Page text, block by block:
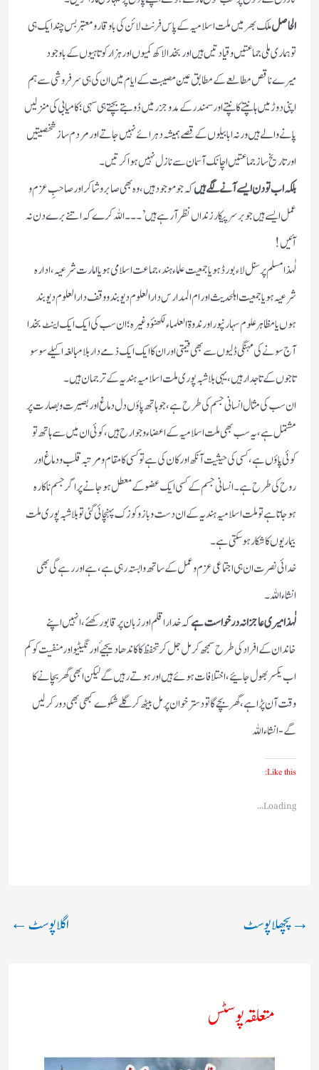
الحاصلملک بھر میں ملت اسلامیہ کے پاس فرنٹ لائن کی باوقار و معتبر بس چند ایک ہی
تو ہماری ملی جماعتیں و قیادتیں ہیں اور بخدا لاکھ کمیوں اور ہزار کوتاہیوں کے باوجود
میرے ناقص مطالعے کے مطابق عین مصیبت کے ایام میں ان کی ہی سرفروشی سے ہم
اپنی دوڑ میں ہانپتے کانپتے اور سمندر کے مد و جزر میں ڈوبتے بچتے ہی سہی؛کامیابی کی منزلیں
پانے والے ہیں ورنہ ابابیلوں کے قصے ہمیشہ دہرائے نہیں جاتے اور مردم ساز شخصیتیں
اور تاریخ ساز جماعتیں اچانک آسمان سے نازل نہیں ہوا کرتیں۔
بلکہ اب تو دن ایسے آنے لگے ہیںکہ جو موجود ہیں،وہ بھی صابر و شاکر اور صاحبِ عزم و
عمل ایسے ہیں جو برسرپیکار زنداں نظر آرہے ہیں’۔۔۔اللہ کرے کہ اتنے برے دن نہ
آئیں!
لٰہذا مسلم پرسنل لاء بورڈ ہو یا جمعیت علماء ہند،جماعت اسلامی ہو یا امارت شرعیہ،ادارہ
شرعیہ ہو یا جمعیت اہلحدیث اور ام المدارس دارالعلوم دیوبند و وقف دارالعلوم دیوبند
ہوں یا مظاہر علوم سہارنپور اور ندوۃ العلماء لکھنؤ وغیرہ ؛ ان سب کی ایک ایک اینٹ بخدا
آج سونے کی مہنگی ڈلیوں سے بھی قیمتی اور ان کا ایک ایک ذمےدار بلامبالغہ اکیلے سو سو
تاجوں کے تاجدار ہیں،یہی بلاشبہ پوری ملت اسلامیہ ہندیہ کے ترجمان ہیں۔
ان سب کی مثال انسانی جسم کی طرح ہے،جو ہاتھ پاؤں دل دماغ اور بصیرت و بصارت پر
مشتمل ہے،یہ سب بھی ملت اسلامیہ کے اعضاء و جوارح ہیں،کوئی ان میں سے ہاتھ تو
کوئی پاؤں ہے،کسی کی حیثیت آنکھ اور کان کی ہے تو کسی کا مقام ومرتبہ قلب و دماغ اور
روح کی طرح ہے۔انسانی جسم کے کسی ایک عضو کے معطل ہوجانے پر اگر جسم ناکارہ
ہوجاتاہے تو ملت اسلامیہ ہندیہ کے ان دست و بازو کو زک پہنچائی گئی تو بلاشبہ پوری ملت
بیماریوں کا شکار ہوسکتی ہے۔
خدائی نصرت ان ہی اجتماعی عزم و عمل کے ساتھ وابستہ رہی ہے،ہے اور رہے گی بھی
انشاء اللہ۔
لٰہذا میری عاجزانہ درخواست ہےکہ خدا را قلم اور زبان پر قابو رکھئے،انہیں اپنے
خاندان کے افراد کی طرح سمجھ کر مل جل کر تحفظ کا کاندھا دیجیۓ اور نگیٹیو اور منفیت کو کم
اب یکسر بھول جائیے،اختلافات ہوئے ہیں اور ہوتے رہیں گے لیکن ابھی گھر بچانے کا
وقت آن پڑا ہے،گھر بچے گا تو دسترخوان پر مل بیٹھ کر گلے شکوے کبھی بھی دور کرلیں
گے- انشاءاللہ
Like this:
Loading...
→پچھلا پوسٹ اگلا پوسٹ←
متعلقہ پوسٹس